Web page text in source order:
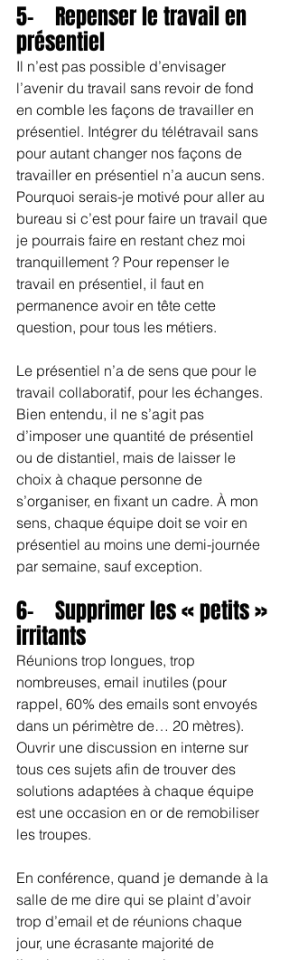
5-    Repenser le travail en
présentiel
Il n’est pas possible d’envisager
l’avenir du travail sans revoir de fond
en comble les façons de travailler en
présentiel. Intégrer du télétravail sans
pour autant changer nos façons de
travailler en présentiel n’a aucun sens.
Pourquoi serais-je motivé pour aller au
bureau si c’est pour faire un travail que
je pourrais faire en restant chez moi
tranquillement ? Pour repenser le
travail en présentiel, il faut en
permanence avoir en tête cette
question, pour tous les métiers.
Le présentiel n’a de sens que pour le
travail collaboratif, pour les échanges.
Bien entendu, il ne s’agit pas
d’imposer une quantité de présentiel
ou de distantiel, mais de laisser le
choix à chaque personne de
s’organiser, en fixant un cadre. À mon
sens, chaque équipe doit se voir en
présentiel au moins une demi-journée
par semaine, sauf exception.
6-    Supprimer les « petits »
irritants
Réunions trop longues, trop
nombreuses, email inutiles (pour
rappel, 60% des emails sont envoyés
dans un périmètre de… 20 mètres).
Ouvrir une discussion en interne sur
tous ces sujets afin de trouver des
solutions adaptées à chaque équipe
est une occasion en or de remobiliser
les troupes.
En conférence, quand je demande à la
salle de me dire qui se plaint d’avoir
trop d’email et de réunions chaque
jour, une écrasante majorité de